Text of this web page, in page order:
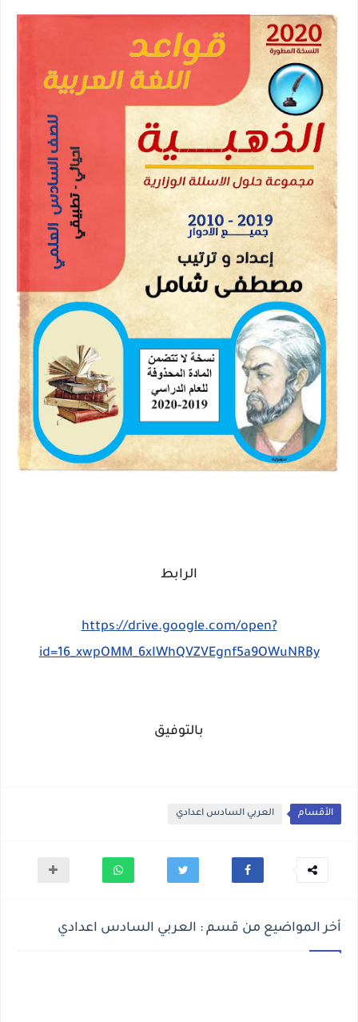
الرابط
https://drive.google.com/open?
id=16_xwpOMM_6xIWhQVZVEgnf5a9OWuNRBy
بالتوفيق
الأقسام العربي السادس اعدادي
أخر المواضيع من قسم : العربي السادس اعدادي